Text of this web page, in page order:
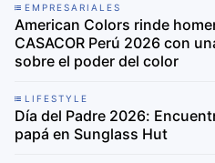
EMPRESARIALES
American Colors rinde
CASACOR Perú 2026 con
sobre el poder del color
LIFESTYLE
Día del Padre 2026:
papá en Sunglass Hut